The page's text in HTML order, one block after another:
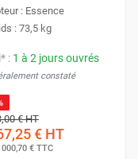
W
%, la puissance
: Essence
: 73,5 kg
: 1 à 2 jours ouvrés
constaté
€HT
€ HT
000,70 € TTC